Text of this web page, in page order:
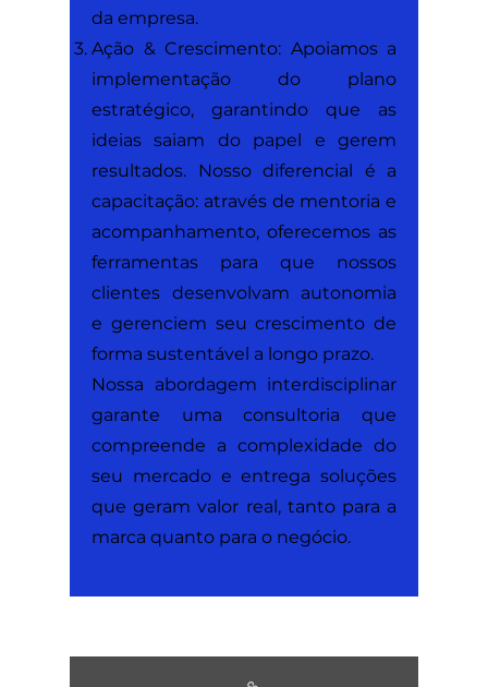
da empresa.
Ação & Crescimento: Apoiamos a
implementação do plano
estratégico, garantindo que as
ideias saiam do papel e gerem
resultados. Nosso diferencial é a
capacitação: através de mentoria e
acompanhamento, oferecemos as
ferramentas para que nossos
clientes desenvolvam autonomia
e gerenciem seu crescimento de
forma sustentável a longo prazo.
Nossa abordagem interdisciplinar
garante uma consultoria que
compreende a complexidade do
seu mercado e entrega soluções
que geram valor real, tanto para a
marca quanto para o negócio.